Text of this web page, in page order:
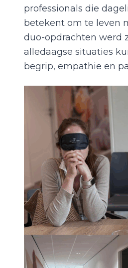
professionals die
betekent om te leven
duo-opdrachten werd
alledaagse situaties
begrip, empathie en